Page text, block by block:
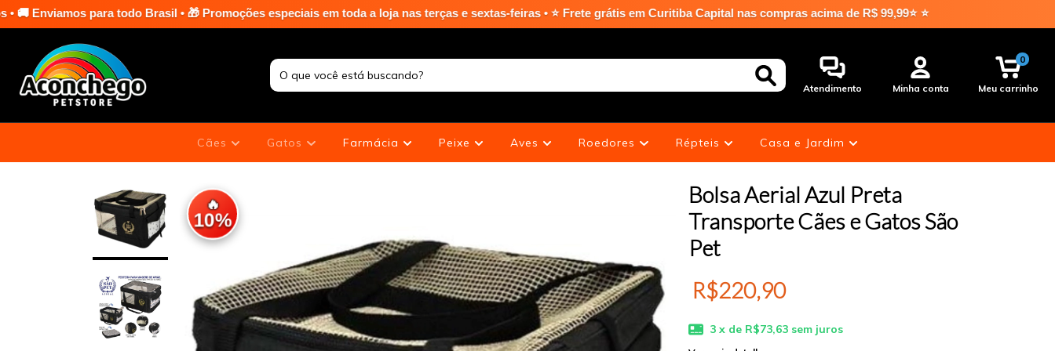
todo Brasil • 🎁 Promoções especiais em toda a loja nas terças e sextas-feiras • ⭐ Frete grátis em Curitiba Capital nas compras acima de R$ 99,99⭐ ⭐
Atendimento Minha conta Meu carrinho
0
Cães Gatos Farmácia Peixe Aves Roedores Répteis Casa e Jardim
🔥
10%
Bolsa Aerial Azul Preta
Transporte Cães e Gatos São
Pet
R$220,90
3 x de R$73,63 sem juros